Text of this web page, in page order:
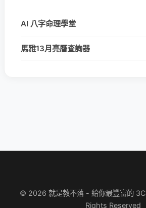
AI 八字命理學堂
馬雅13月亮曆查詢器
© 2026 就是教不落 - 給你最豐富的
Rights Reserved